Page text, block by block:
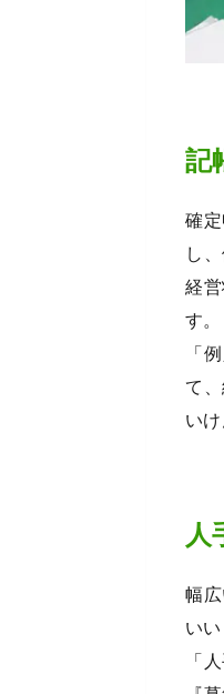
記
確
し
経
す。
「
て
い
人
幅
いい
「